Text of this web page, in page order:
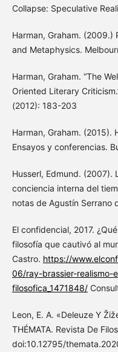
Collapse: Speculative
Harman, Graham.
and Metaphysics.
Harman, Graham. “The
Oriented Literary
(2012): 183-203
Harman, Graham. (2015).
Ensayos y conferencias.
Husserl, Edmund. (2007).
conciencia interna del
notas de Agustín Serrano
El confidencial, 2017.
filosofía que cautivó al
Castro. https://
06/ray-brassier-realismo-
filosofica_1471848/
Leon, E. A. «Deleuze Y
THÉMATA. Revista De
doi:10.12795/